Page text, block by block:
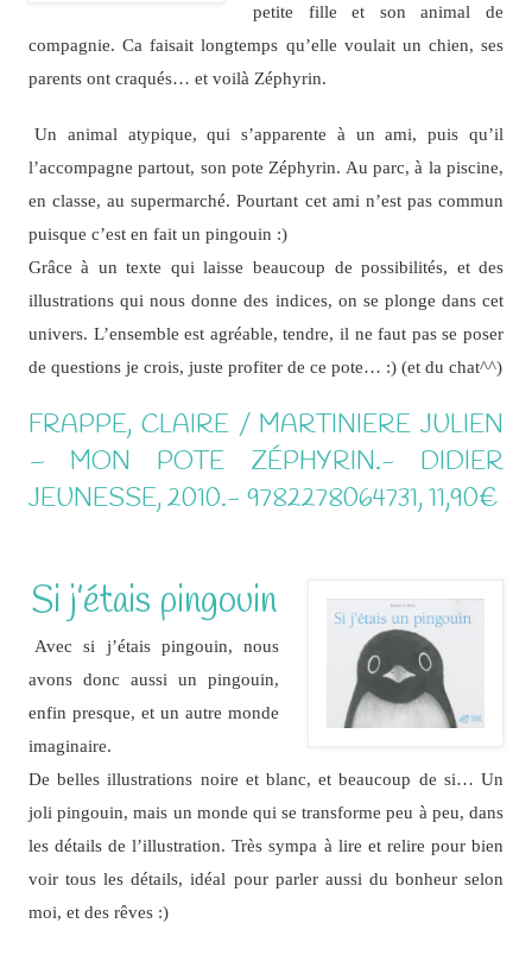
petite fille et son animal de
compagnie. Ca faisait longtemps qu’elle voulait un chien, ses
parents ont craqués… et voilà Zéphyrin.
Un animal atypique, qui s’apparente à un ami, puis qu’il
l’accompagne partout, son pote Zéphyrin. Au parc, à la piscine,
en classe, au supermarché. Pourtant cet ami n’est pas commun
puisque c’est en fait un pingouin :)
Grâce à un texte qui laisse beaucoup de possibilités, et des
illustrations qui nous donne des indices, on se plonge dans cet
univers. L’ensemble est agréable, tendre, il ne faut pas se poser
de questions je crois, juste profiter de ce pote… :) (et du chat^^)
FRAPPE, CLAIRE / MARTINIERE JULIEN
– MON POTE ZÉPHYRIN.- DIDIER
JEUNESSE, 2010.- 9782278064731, 11,90€
Si j’étais pingouin
Avec si j’étais pingouin, nous
avons donc aussi un pingouin,
enfin presque, et un autre monde
imaginaire.
De belles illustrations noire et blanc, et beaucoup de si… Un
joli pingouin, mais un monde qui se transforme peu à peu, dans
les détails de l’illustration. Très sympa à lire et relire pour bien
voir tous les détails, idéal pour parler aussi du bonheur selon
moi, et des rêves :)